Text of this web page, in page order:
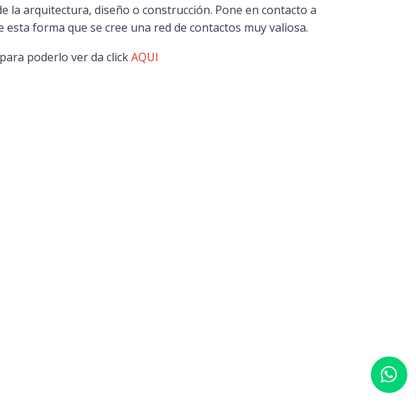
la arquitectura, diseño o construcción. Pone en contacto a
forma que se cree una red de contactos muy valiosa.
poderlo ver da clickAQUI